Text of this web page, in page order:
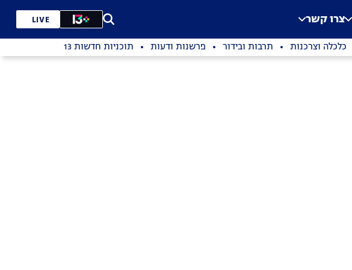
צרו קשר LIVE
כלכלה וצרכנות תרבות ובידור פרשנות ודעות תוכניות חדשות 13